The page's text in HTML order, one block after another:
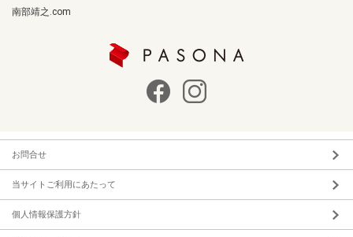
南部靖之.com
お問合せ
当サイトご利用にあたって
個人情報保護方針